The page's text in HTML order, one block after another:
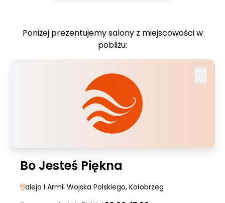
Poniżej prezentujemy salony z miejscowości w
pobliżu:
Bo Jesteś Piękna
aleja I Armii Wojska Polskiego, Kołobrzeg